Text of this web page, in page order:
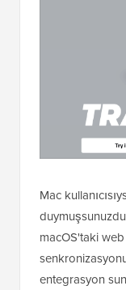
Mac
macOS'taki
entegrasyon